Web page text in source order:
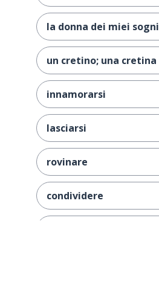
la donna dei miei sogni
un cretino; una cretina
innamorarsi
lasciarsi
rovinare
condividere